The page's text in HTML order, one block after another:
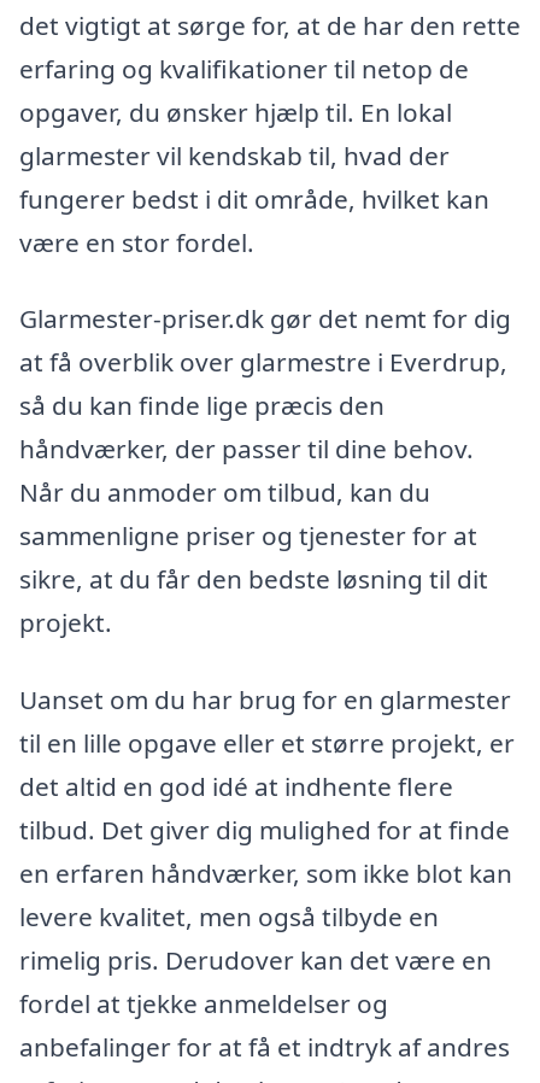
det vigtigt at sørge for, at de har den rette
erfaring og kvalifikationer til netop de
opgaver, du ønsker hjælp til. En lokal
glarmester vil kendskab til, hvad der
fungerer bedst i dit område, hvilket kan
være en stor fordel.
Glarmester-priser.dk gør det nemt for dig
at få overblik over glarmestre i Everdrup,
så du kan finde lige præcis den
håndværker, der passer til dine behov.
Når du anmoder om tilbud, kan du
sammenligne priser og tjenester for at
sikre, at du får den bedste løsning til dit
projekt.
Uanset om du har brug for en glarmester
til en lille opgave eller et større projekt, er
det altid en god idé at indhente flere
tilbud. Det giver dig mulighed for at finde
en erfaren håndværker, som ikke blot kan
levere kvalitet, men også tilbyde en
rimelig pris. Derudover kan det være en
fordel at tjekke anmeldelser og
anbefalinger for at få et indtryk af andres